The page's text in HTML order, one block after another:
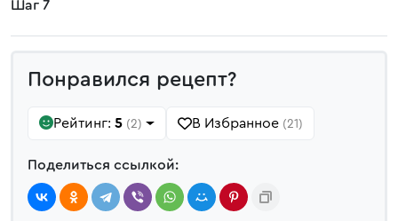
Шаг 7
Понравился рецепт?
Рейтинг: 5 (2) В Избранное (21)
Поделиться ссылкой: